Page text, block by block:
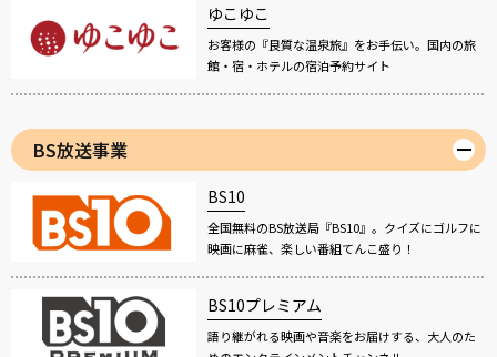
ゆこゆこ
お客様の『良質な温泉旅』をお手伝い。国内の旅
館・宿・ホテルの宿泊予約サイト
BS放送事業
BS10
全国無料のBS放送局『BS10』。クイズにゴルフに
映画に麻雀、楽しい番組てんこ盛り！
BS10プレミアム
語り継がれる映画や音楽をお届けする、大人のた